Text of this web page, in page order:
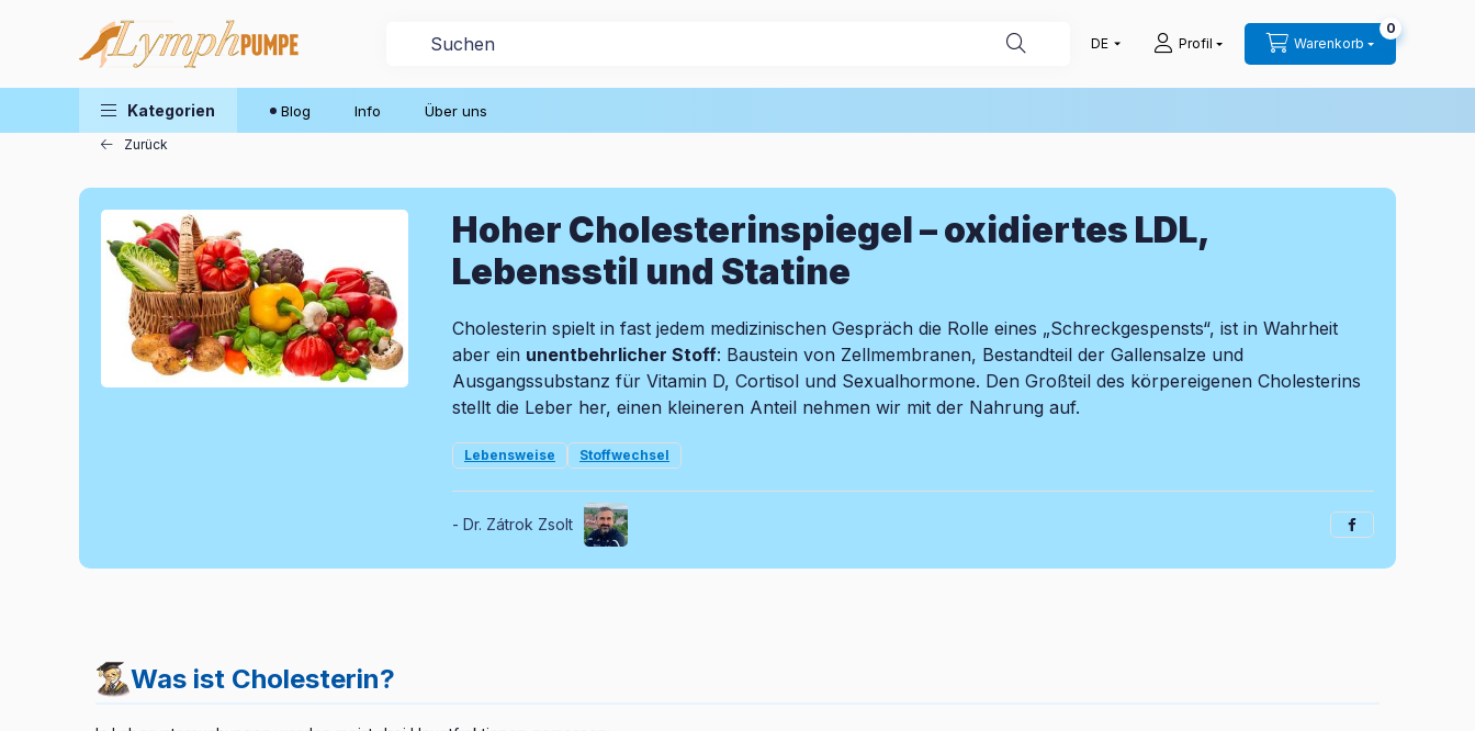
Profil Warenkorb
0
Kategorien Blog Info Über uns
Zurück
Hoher Cholesterinspiegel – oxidiertes LDL,
Lebensstil und Statine
Cholesterin spielt in fast jedem medizinischen Gespräch die Rolle eines „Schreckgespensts“, ist in Wahrheit
aber ein unentbehrlicher Stoff: Baustein von Zellmembranen, Bestandteil der Gallensalze und
Ausgangssubstanz für Vitamin D, Cortisol und Sexualhormone. Den Großteil des körpereigenen Cholesterins
stellt die Leber her, einen kleineren Anteil nehmen wir mit der Nahrung auf.
Lebensweise Stoffwechsel
Dr. Zátrok Zsolt
Was ist Cholesterin?